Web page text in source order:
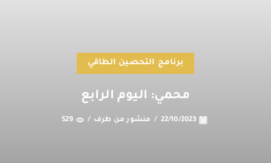
برنامج التحصين الطاقي
محمي: اليوم الرابع
/ منشور من طرف /
529